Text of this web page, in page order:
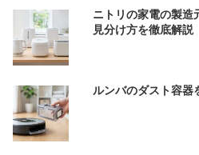
ニトリの家電の製造
見分け方を徹底解説
ルンバのダスト容器